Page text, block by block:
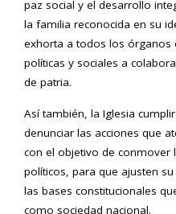
paz social y el desarrollo
la familia reconocida en su
exhorta a todos los órganos
políticas y sociales a
de patria.
Así también, la Iglesia
denunciar las acciones que
con el objetivo de conmover
políticos, para que ajusten
las bases constitucionales
como sociedad nacional.